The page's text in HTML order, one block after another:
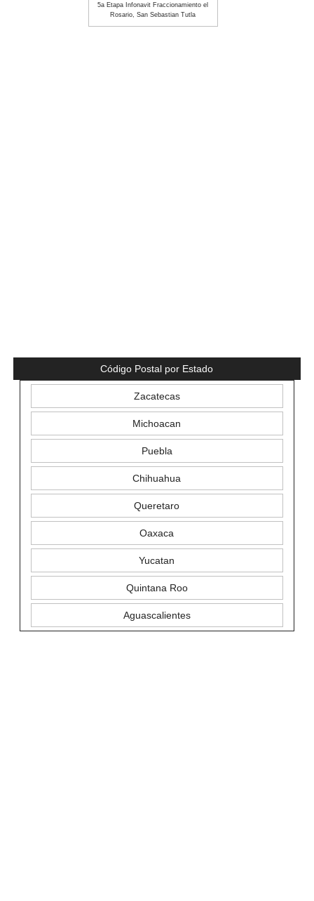
5a Etapa Infonavit Fraccionamiento el
Rosario, San Sebastian Tutla
Código Postal por Estado
Zacatecas
Michoacan
Puebla
Chihuahua
Queretaro
Oaxaca
Yucatan
Quintana Roo
Aguascalientes